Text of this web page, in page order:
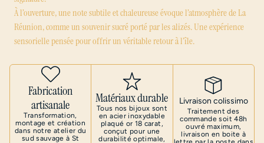
À l’ouverture, une note subtile et chaleureuse évoque l’atmosphère de La
Réunion, comme un souvenir sucré porté par les alizés. Une expérience
sensorielle pensée pour offrir un véritable retour à l’île.
Fabrication
artisanale
Transformation,
montage et création
dans notre atelier du
sud sauvage à St
Matériaux durable
Tous nos bijoux sont
en acier inoxydable
plaqué or 18 carat,
conçut pour une
durabilité optimale,
Livraison colissimo
Traitement des
commande soit 48h
ouvré maximum,
livraison en boite à